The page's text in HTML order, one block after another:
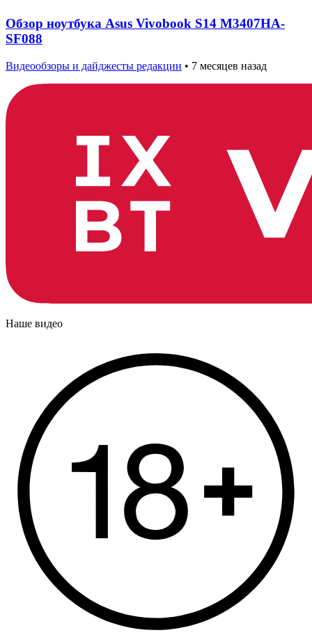
Обзор ноутбука Asus Vivobook S14 M3407HA-
SF088
Видеообзоры и дайджесты редакции • 7 месяцев назад
Наше видео